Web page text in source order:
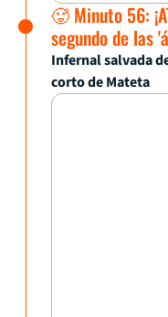
🥵 Minuto 56:
segundo de las
Infernal salvada
corto de Mateta